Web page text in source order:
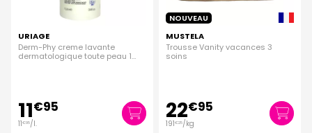
URIAGE
Derm-Phy creme lavante
dermatologique toute peau 1
11€95
11€95/l.
NOUVEAU
MUSTELA
Trousse Vanity vacances 3
soins
22€95
191€25/kg